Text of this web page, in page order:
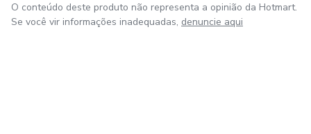
O conteúdo deste produto não representa a opinião da Hotmart.
Se você vir informações inadequadas, denuncie aqui